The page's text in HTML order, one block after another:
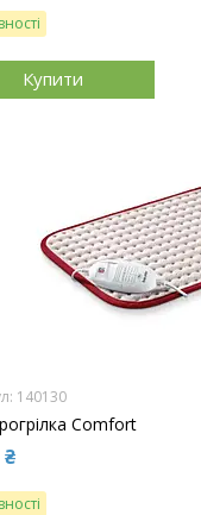
Купити
140130
Comfort
₴